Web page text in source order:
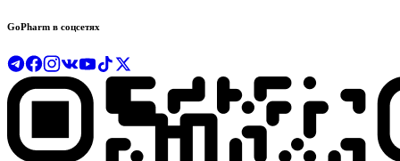
GoPharm в соцсетях